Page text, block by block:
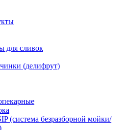
для сливок
(делифрут)
(система безразборной мойки/